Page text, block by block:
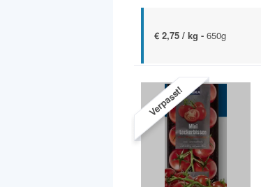
€ 2,75 / kg - 650g
Verpasst!